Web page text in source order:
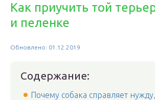
Как приучить той
и пеленке
Обновлено: 01.12.2019
Содержание:
Почему собака справляет